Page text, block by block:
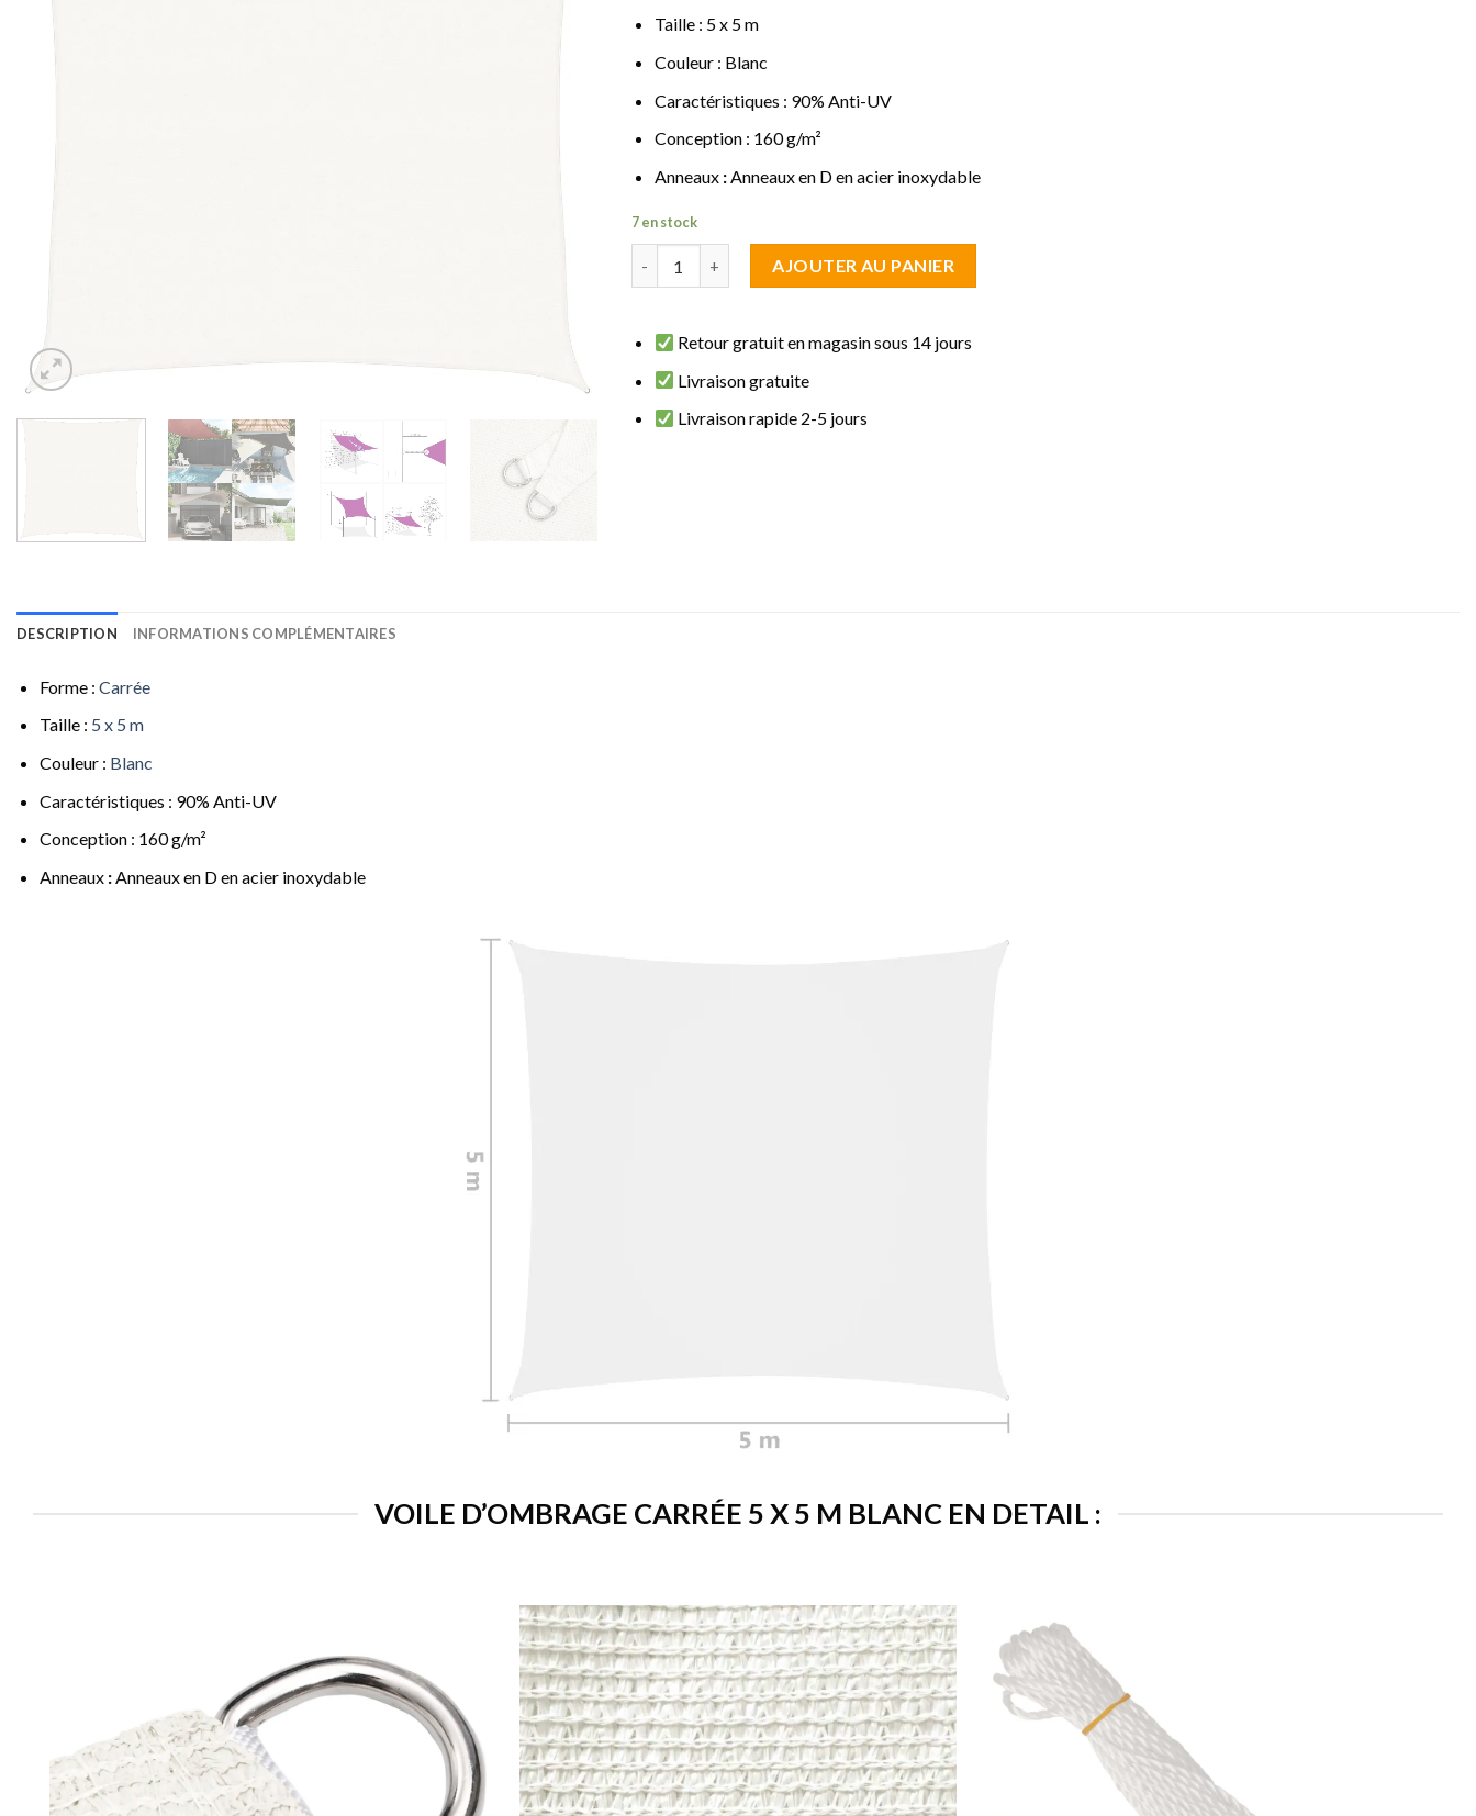
Taille : 5 x 5 m
Couleur : Blanc
Caractéristiques : 90% Anti-UV
Conception : 160 g/m²
Anneaux: Anneaux en D en acier inoxydable
7 en stock
AJOUTER AU PANIER
Retour gratuit en magasin sous 14 jours
Livraison gratuite
Livraison rapide 2-5 jours
DESCRIPTION INFORMATIONS COMPLÉMENTAIRES
Forme : Carrée
Taille : 5 x 5 m
Couleur : Blanc
Caractéristiques : 90% Anti-UV
Conception : 160 g/m²
Anneaux:Anneaux en D en acier inoxydable
VOILE D’OMBRAGE CARRÉE 5 X 5 M BLANC EN DETAIL :